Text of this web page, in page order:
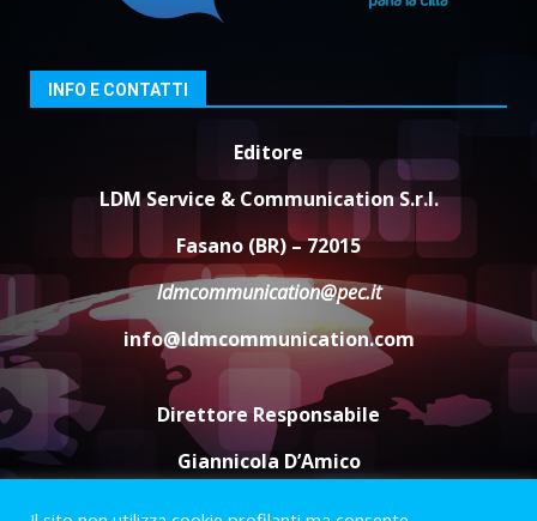
3
Fasanese ferito a colpi di arma
6 Agosto 2026 18:13
Carta d’identità: continua il piano
di aperture straordinarie del
Comune di Fasano
6 Agosto 2026 14:16
Grazia Neglia, coordinatrice
cittadina di Fratelli d’Italia,
pronta a tornare in Consiglio
comunale
6 Agosto 2026 08:00
INFO E CONTATTI
Editore
LDM Service & Communication S.r.l.
Fasano (BR) – 72015
ldmcommunication@pec.it
info@ldmcommunication.com
Direttore Responsabile
Giannicola D’Amico